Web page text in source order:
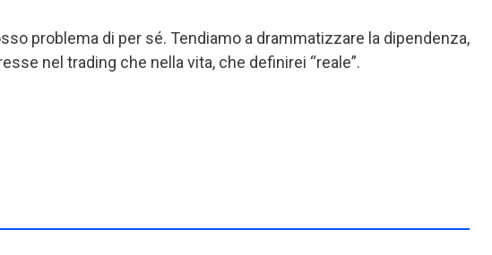
problema di per sé. Tendiamo a drammatizzare la dipendenza,
nel trading che nella vita, che definirei “reale”.